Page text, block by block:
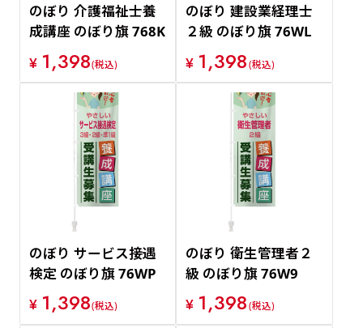
のぼり 介護福祉士養
成講座 のぼり旗 768K
¥ 1,398(税込)
のぼり 建設業経理士
２級 のぼり旗 76WL
¥ 1,398(税込)
のぼり サービス接遇
検定 のぼり旗 76WP
¥ 1,398(税込)
のぼり 衛生管理者２
級 のぼり旗 76W9
¥ 1,398(税込)